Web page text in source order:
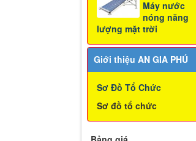
Máy nước
nóng năng
lượng mặt trời
Giới thiệu AN GIA PHÚ
Sơ Đồ Tổ Chức
Sơ đồ tổ chức